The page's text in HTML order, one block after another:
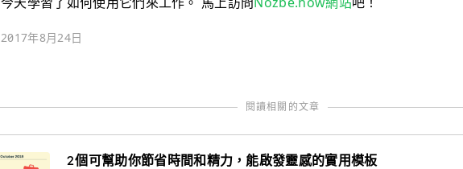
2017年8月24日
閱讀相關的文章
2個可幫助你節省時間和精力，能啟發靈感的實用模板